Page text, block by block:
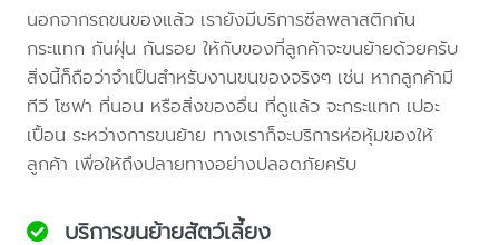
นอกจากรถขนของแล้ว เรายังมีบริการซีลพลาสติกกัน
กระแทก กันฝุ่น กันรอย ให้กับของที่ลูกค้าจะขนย้ายด้วยครับ
สิ่งนี้ก็ถือว่าจำเป็นสำหรับงานขนของจริงๆ เช่น หากลูกค้ามี
ทีวี โซฟา ที่นอน หรือสิ่งของอื่น ที่ดูแล้ว จะกระแทก เปอะ
เปื้อน ระหว่างการขนย้าย ทางเราก็จะบริการห่อหุ้มของให้
ลูกค้า เพื่อให้ถึงปลายทางอย่างปลอดภัยครับ
บริการขนย้ายสัตว์เลี้ยง